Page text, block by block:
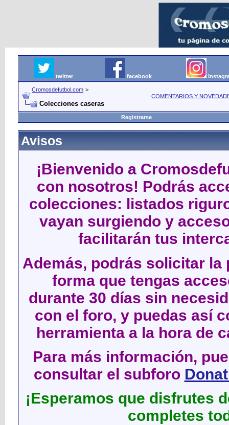
twitter facebook
Cromosdefutbol.com >
COMENTARIOS Y
Colecciones caseras
Registrarse
Avisos
¡Bienvenido a
con nosotros! Podrás
colecciones: listados
vayan surgiendo y
facilitarán tus
Además, podrás solicitar
forma que tengas
durante 30 días sin
con el foro, y puedas así
herramienta a la hora de
Para más información,
consultar el subforo
¡Esperamos que disfrutes
completes